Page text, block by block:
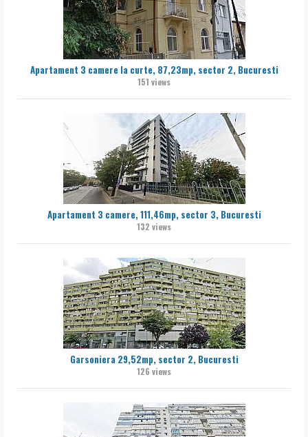
Apartament 3 camere la curte, 87,23mp, sector 2, Bucuresti
151 views
Apartament 3 camere, 111,46mp, sector 3, Bucuresti
132 views
Garsoniera 29,52mp, sector 2, Bucuresti
126 views